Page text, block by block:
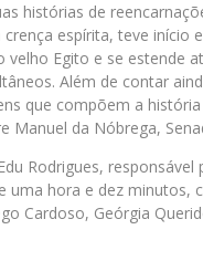
histórias de
espírita, teve início
Egito e se estende
Além de contar
que compõem a
Manuel da Nóbrega,
Rodrigues,
hora e dez minutos,
Cardoso, Geórgia